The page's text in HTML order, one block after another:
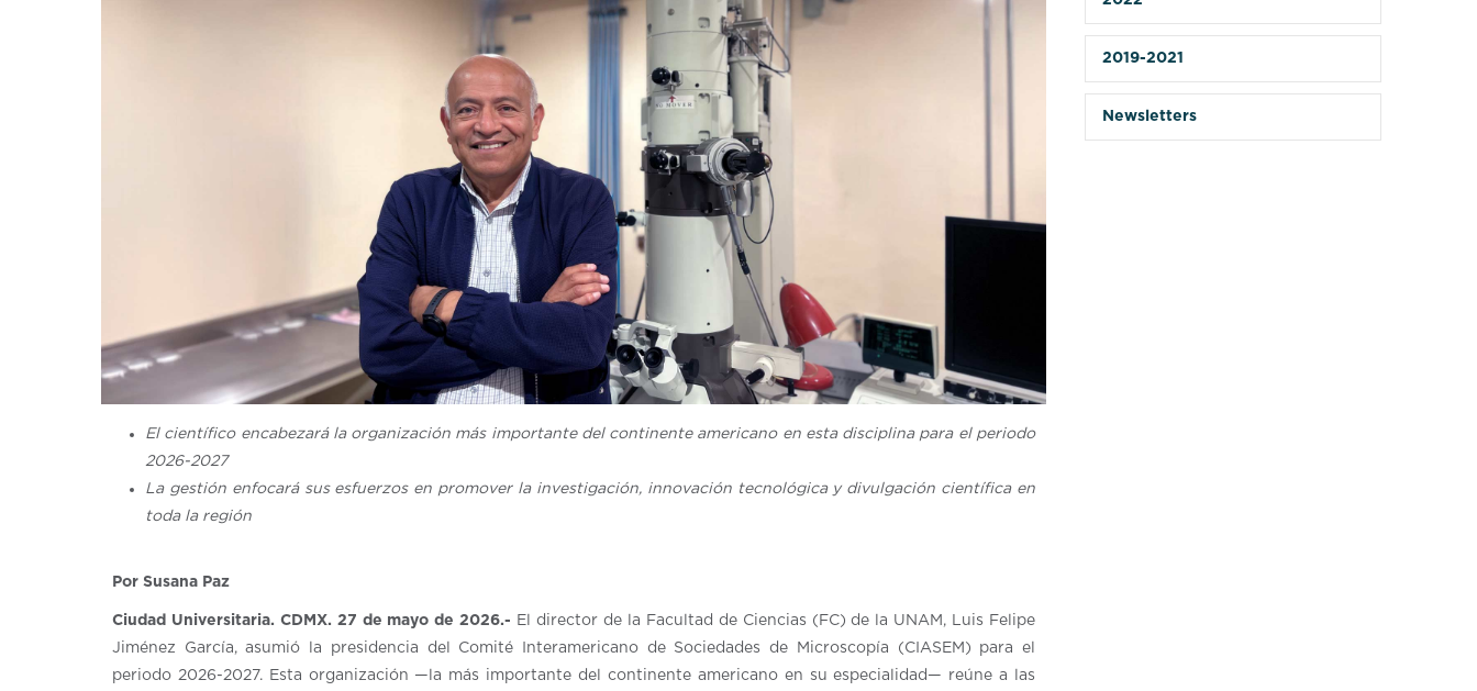
El científico encabezará la organización más importante del continente americano en esta disciplina para el periodo
2026-2027
La gestión enfocará sus esfuerzos en promover la investigación, innovación tecnológica y divulgación científica en
toda la región
Por Susana Paz
Ciudad Universitaria. CDMX. 27 de mayo de 2026.- El director de la Facultad de Ciencias (FC) de la UNAM, Luis Felipe
Jiménez García, asumió la presidencia del Comité Interamericano de Sociedades de Microscopía (CIASEM) para el
periodo 2026-2027. Esta organización —la más importante del continente americano en su especialidad— reúne a las
2019-2021
Newsletters